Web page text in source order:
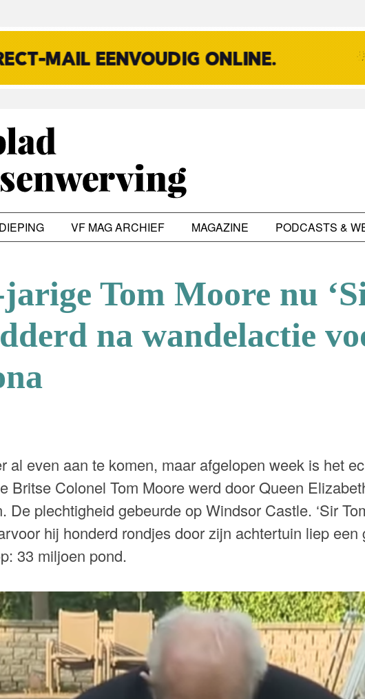
VF MAG ARCHIEF MAGAZINE PODCASTS &
jarige Tom Moore nu
na wandelactie
al even aan te komen, maar afgelopen week is het
Britse Colonel Tom Moore werd door Queen
De plechtigheid gebeurde op Windsor Castle. ‘Sir
hij honderd rondjes door zijn achtertuin liep een
33 miljoen pond.